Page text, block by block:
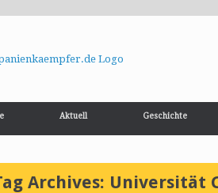
Aktuell Geschichte
Archives: Universität